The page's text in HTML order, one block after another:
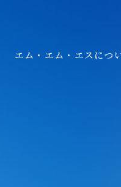
エム・エム・エスにつ